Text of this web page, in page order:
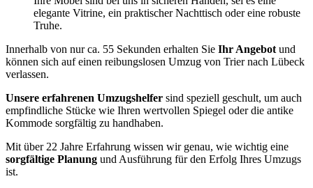
elegante Vitrine, ein praktischer Nachttisch oder eine robuste
Truhe.
Innerhalb von nur ca. 55 Sekunden erhalten Sie Ihr Angebot und
können sich auf einen reibungslosen Umzug von Trier nach Lübeck
verlassen.
Unsere erfahrenen Umzugshelfer sind speziell geschult, um auch
empfindliche Stücke wie Ihren wertvollen Spiegel oder die antike
Kommode sorgfältig zu handhaben.
Mit über 22 Jahre Erfahrung wissen wir genau, wie wichtig eine
sorgfältige Planung und Ausführung für den Erfolg Ihres Umzugs
ist.